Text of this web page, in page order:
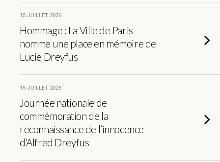
15 JUILLET 2026
Hommage : La Ville de Paris
nomme une place en mémoire de
Lucie Dreyfus
15 JUILLET 2026
Journée nationale de
commémoration de la
reconnaissance de l’innocence
d’Alfred Dreyfus